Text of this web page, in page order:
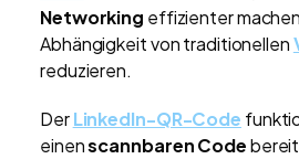
Networking effizienter
Abhängigkeit von traditionellen
reduzieren.
DerLinkedIn-QR-Code
einenscannbaren Code